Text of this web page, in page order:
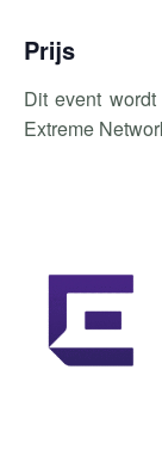
Prijs
Dit event
Extreme